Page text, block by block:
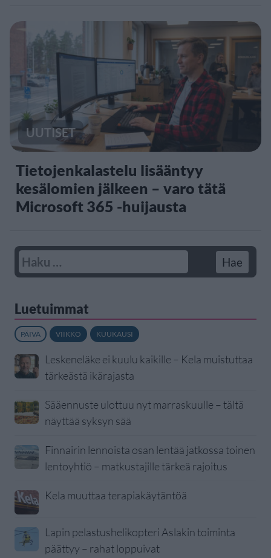
UUTISET
Tietojenkalastelu lisääntyy
kesälomien jälkeen – varo tätä
Microsoft 365 -huijausta
Luetuimmat
PÄIVÄ VIIKKO KUUKAUSI
Leskeneläke ei kuulu kaikille – Kela muistuttaa
tärkeästä ikärajasta
Sääennuste ulottuu nyt marraskuulle – tältä
näyttää syksyn sää
Finnairin lennoista osan lentää jatkossa toinen
lentoyhtiö – matkustajille tärkeä rajoitus
Kela muuttaa terapiakäytäntöä
Lapin pelastushelikopteri Aslakin toiminta
päättyy – rahat loppuivat